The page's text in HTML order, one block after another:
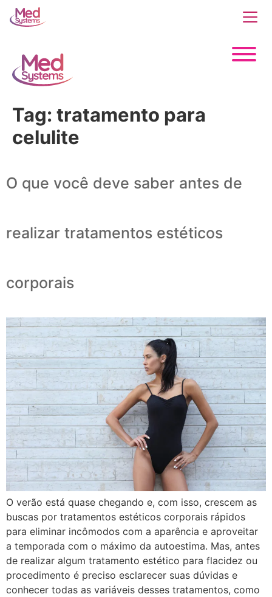
Tag: tratamento para
celulite
O que você deve saber antes de
realizar tratamentos estéticos
corporais
O verão está quase chegando e, com isso, crescem as
buscas por tratamentos estéticos corporais rápidos
para eliminar incômodos com a aparência e aproveitar
a temporada com o máximo da autoestima. Mas, antes
de realizar algum tratamento estético para flacidez ou
procedimento é preciso esclarecer suas dúvidas e
conhecer todas as variáveis desses tratamentos, como